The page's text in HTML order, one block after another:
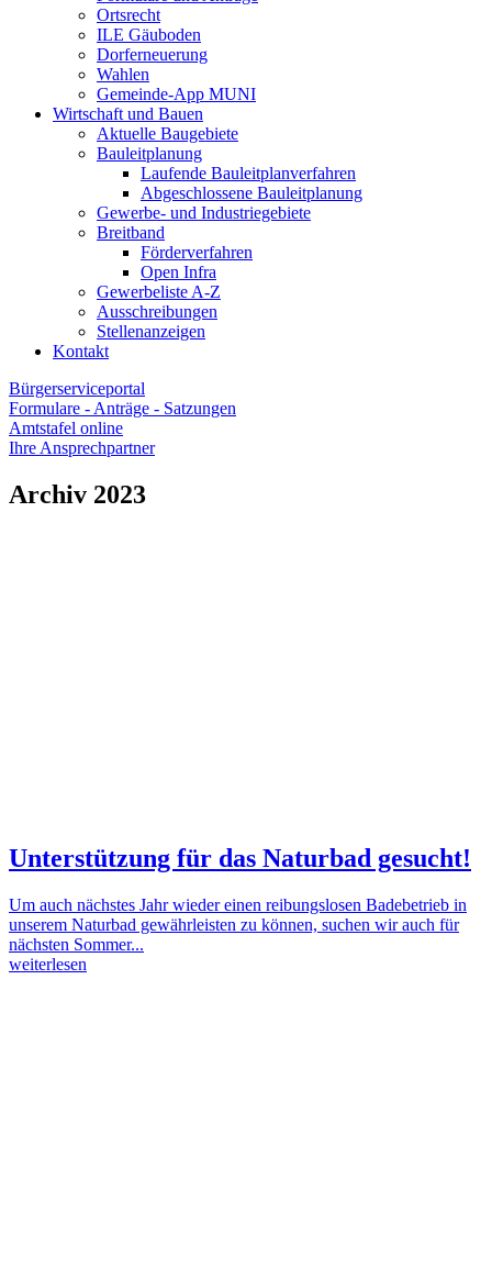
Ortsrecht
ILE Gäuboden
Dorferneuerung
Wahlen
Gemeinde-App MUNI
Wirtschaft und Bauen
Aktuelle Baugebiete
Bauleitplanung
Laufende Bauleitplanverfahren
Abgeschlossene Bauleitplanung
Gewerbe- und Industriegebiete
Breitband
Förderverfahren
Open Infra
Gewerbeliste A-Z
Ausschreibungen
Stellenanzeigen
Kontakt
Bürgerserviceportal
Formulare - Anträge - Satzungen
Amtstafel online
Ihre Ansprechpartner
Archiv 2023
Unterstützung für das Naturbad gesucht!
Um auch nächstes Jahr wieder einen reibungslosen Badebetrieb in
unserem Naturbad gewährleisten zu können, suchen wir auch für
nächsten Sommer...
weiterlesen